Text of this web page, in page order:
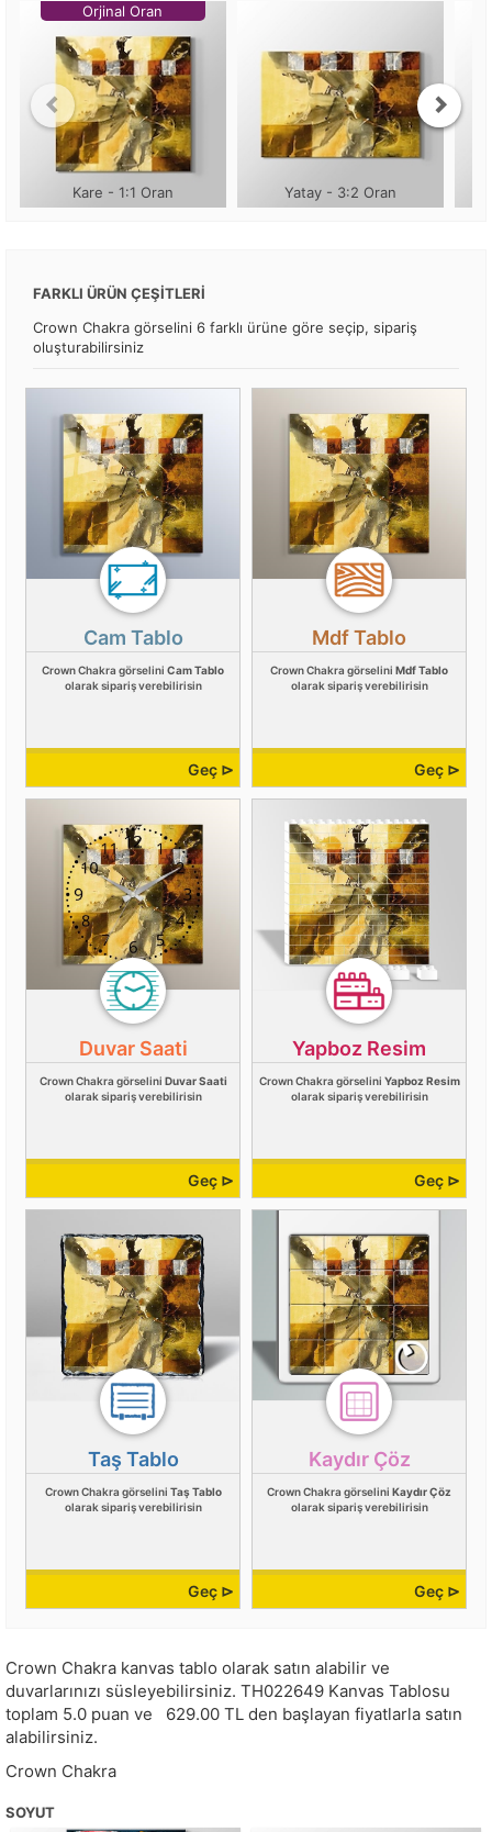
Orjinal Oran
Kare - 1:1 Oran Yatay - 3:2 Oran
FARKLI ÜRÜN ÇEŞİTLERİ
Crown Chakra görselini 6 farklı ürüne göre seçip, sipariş
oluşturabilirsiniz
Cam Tablo
Crown Chakra görselini Cam Tablo
olarak sipariş verebilirisin
Geç ⊳
Mdf Tablo
Crown Chakra görselini Mdf Tablo
olarak sipariş verebilirisin
Geç ⊳
Duvar Saati
Crown Chakra görselini Duvar Saati
olarak sipariş verebilirisin
Geç ⊳
Yapboz Resim
Crown Chakra görselini Yapboz Resim
olarak sipariş verebilirisin
Geç ⊳
Taş Tablo
Crown Chakra görselini Taş Tablo
olarak sipariş verebilirisin
Geç ⊳
Kaydır Çöz
Crown Chakra görselini Kaydır Çöz
olarak sipariş verebilirisin
Geç ⊳
Crown Chakra kanvas tablo olarak satın alabilir ve
duvarlarınızı süsleyebilirsiniz. TH022649 Kanvas Tablosu
toplam 5.0 puan ve 629.00 TL den başlayan fiyatlarla satın
alabilirsiniz.
Crown Chakra
SOYUT